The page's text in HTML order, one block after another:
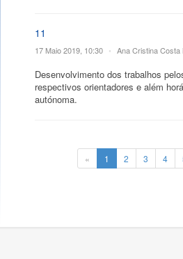
11
17 Maio 2019, 10:30 • Ana Cristina
Desenvolvimento dos trabalhos
respectivos orientadores e além
autónoma.
« 1 2 3 4